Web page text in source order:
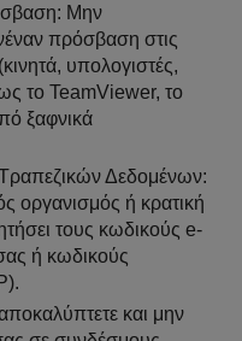
Μην
πρόσβαση στις
υπολογιστές,
το TeamViewer, το
ξαφνικά
Δεδομένων:
οργανισμός ή κρατική
τους κωδικούς e-
ή κωδικούς
και μην